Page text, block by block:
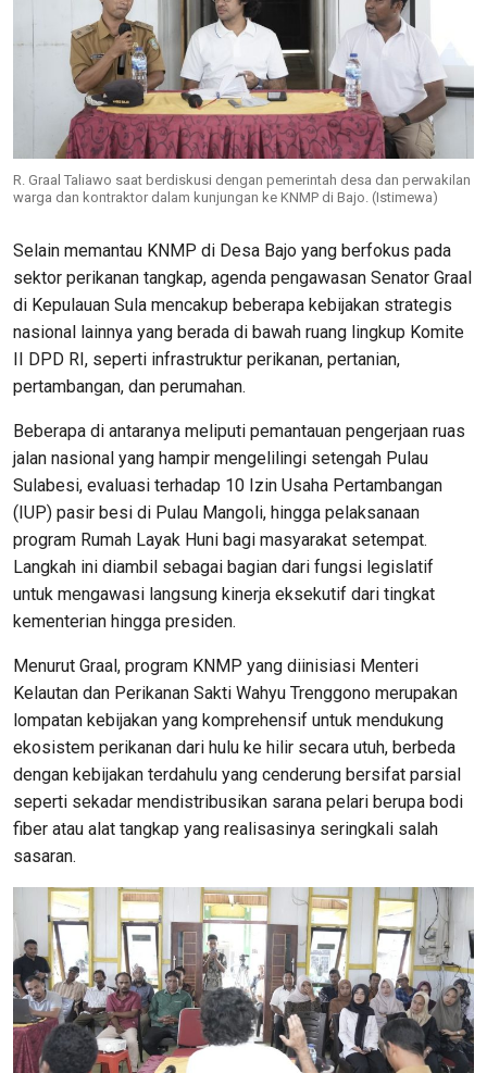
R. Graal Taliawo saat berdiskusi dengan pemerintah desa dan perwakilan
warga dan kontraktor dalam kunjungan ke KNMP di Bajo. (Istimewa)
Selain memantau KNMP di Desa Bajo yang berfokus pada
sektor perikanan tangkap, agenda pengawasan Senator Graal
di Kepulauan Sula mencakup beberapa kebijakan strategis
nasional lainnya yang berada di bawah ruang lingkup Komite
II DPD RI, seperti infrastruktur perikanan, pertanian,
pertambangan, dan perumahan.
Beberapa di antaranya meliputi pemantauan pengerjaan ruas
jalan nasional yang hampir mengelilingi setengah Pulau
Sulabesi, evaluasi terhadap 10 Izin Usaha Pertambangan
(IUP) pasir besi di Pulau Mangoli, hingga pelaksanaan
program Rumah Layak Huni bagi masyarakat setempat.
Langkah ini diambil sebagai bagian dari fungsi legislatif
untuk mengawasi langsung kinerja eksekutif dari tingkat
kementerian hingga presiden.
Menurut Graal, program KNMP yang diinisiasi Menteri
Kelautan dan Perikanan Sakti Wahyu Trenggono merupakan
lompatan kebijakan yang komprehensif untuk mendukung
ekosistem perikanan dari hulu ke hilir secara utuh, berbeda
dengan kebijakan terdahulu yang cenderung bersifat parsial
seperti sekadar mendistribusikan sarana pelari berupa bodi
fiber atau alat tangkap yang realisasinya seringkali salah
sasaran.